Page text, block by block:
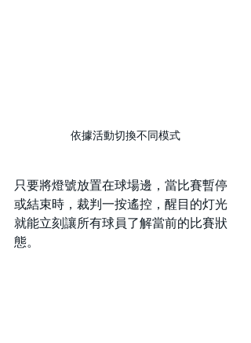
依據活動切換不同模式
只要將燈號放置在球場邊，當比賽暫停
或結束時，裁判一按遙控，醒目的灯光
就能立刻讓所有球員了解當前的比賽狀
態。